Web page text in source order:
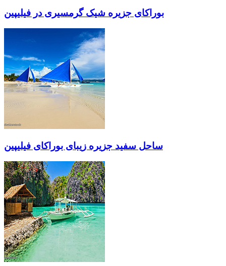
بوراکای جزیره شیک گرمسیری در فیلیپین
ساحل سفید جزیره زیبای بوراکای فیلیپین